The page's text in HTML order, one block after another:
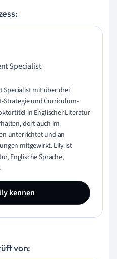
Specialist
Specialist mit über drei
Strategie und Curriculum-
in Englischer Literatur
dort auch im
unterrichtet und an
mitgewirkt. Lily ist
Englische Sprache,
kennen
von: